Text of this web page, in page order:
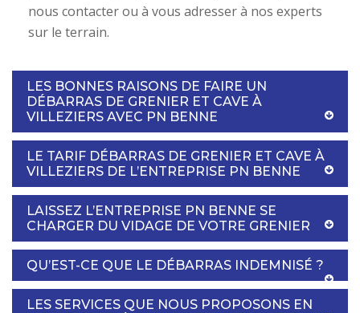
nous contacter ou à vous adresser à nos experts
sur le terrain.
LES BONNES RAISONS DE FAIRE UN
DÉBARRAS DE GRENIER ET CAVE À
VILLEZIERS AVEC PN BENNE
LE TARIF DÉBARRAS DE GRENIER ET CAVE À
VILLEZIERS DE L’ENTREPRISE PN BENNE
LAISSEZ L’ENTREPRISE PN BENNE SE
CHARGER DU VIDAGE DE VOTRE GRENIER
QU’EST-CE QUE LE DÉBARRAS INDEMNISÉ ?
LES SERVICES QUE NOUS PROPOSONS EN